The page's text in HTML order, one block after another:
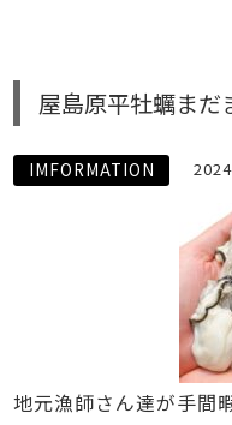
屋島原平牡蠣まだ
IMFORMATION
地元漁師さん達が手間